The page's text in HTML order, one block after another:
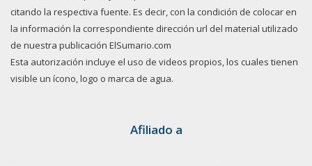
citando la respectiva fuente. Es decir, con la condición de colocar en
la información la correspondiente dirección url del material utilizado
de nuestra publicación ElSumario.com
Esta autorización incluye el uso de videos propios, los cuales tienen
visible un ícono, logo o marca de agua.
Afiliado a